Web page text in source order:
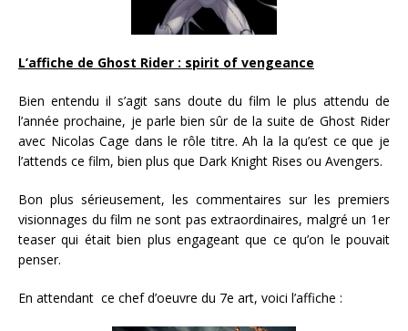
L’affiche de Ghost Rider : spirit of vengeance
Bien entendu il s’agit sans doute du film le plus attendu de
l’année prochaine, je parle bien sûr de la suite de Ghost Rider
avec Nicolas Cage dans le rôle titre. Ah la la qu’est ce que je
l’attends ce film, bien plus que Dark Knight Rises ou Avengers.
Bon plus sérieusement, les commentaires sur les premiers
visionnages du film ne sont pas extraordinaires, malgré un 1er
teaser qui était bien plus engageant que ce qu’on le pouvait
penser.
En attendant ce chef d’oeuvre du 7e art, voici l’affiche :